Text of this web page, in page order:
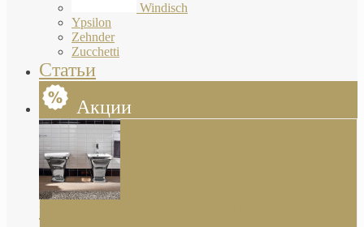
Windisch
Ypsilon
Zehnder
Zucchetti
Статьи
Акции
Butterfly Scarabeo КОМПЛЕКТ санфаянса